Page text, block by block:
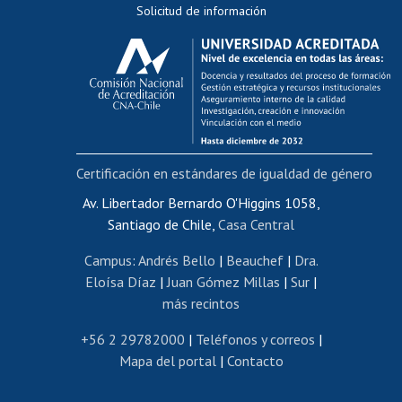
Evaluación docente
Calificación académica
Postulación al AUCAI
Funcionarias/os
Cursos internos de capacitación
Bienestar del personal
Portal de movilidad interna
Certificado de renta
Certificado de renta honorarios
Editar páginas blancas
Extranjeras/os
Revalidación y reconocimiento de títulos
Postulación al Programa de Movilidad Estudiantil
Solicitud de información
Av. Libertador Bernardo O'Higgins 1058,
Santiago de Chile, Casa Central
Campus: Andrés Bello | Beauchef| Dra.
Eloísa Díaz |Juan Gómez Millas | Sur |
más recintos
+56 2 29782000 | Teléfonos y correos |
Mapa del portal| Contacto
Certificación en estándares de igualdad de género